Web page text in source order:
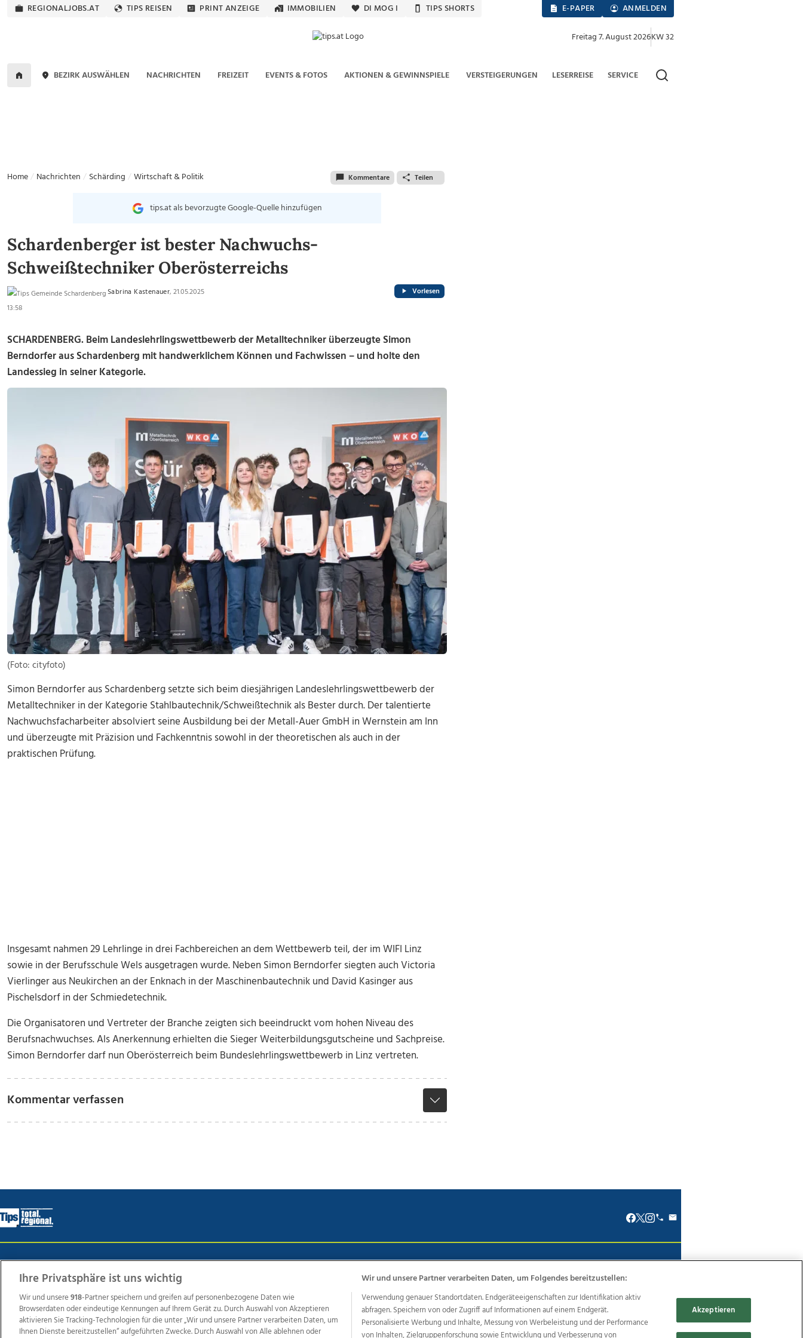
REGIONALJOBS.AT TIPS REISEN PRINT ANZEIGE IMMOBILIEN DI MOG I TIPS SHORTS E-PAPER ANMELDEN
Freitag 7. August 2026KW 32
BEZIRK AUSWÄHLEN NACHRICHTEN FREIZEIT EVENTS & FOTOS AKTIONEN & GEWINNSPIELE VERSTEIGERUNGEN LESERREISE SERVICE
Home Nachrichten Schärding Wirtschaft & Politik Kommentare Teilen
tips.at als bevorzugte Google-Quelle hinzufügen
Schardenberger ist bester Nachwuchs-
Schweißtechniker Oberösterreichs
Sabrina Kastenauer, 21.05.2025
13:58
Vorlesen
SCHARDENBERG. Beim Landeslehrlingswettbewerb der Metalltechniker überzeugte Simon
Berndorfer aus Schardenberg mit handwerklichem Können und Fachwissen – und holte den
Landessieg in seiner Kategorie.
(Foto: cityfoto)
Simon Berndorfer aus Schardenberg setzte sich beim diesjährigen Landeslehrlingswettbewerb der
Metalltechniker in der Kategorie Stahlbautechnik/Schweißtechnik als Bester durch. Der talentierte
Nachwuchsfacharbeiter absolviert seine Ausbildung bei der Metall-Auer GmbH in Wernstein am Inn
und überzeugte mit Präzision und Fachkenntnis sowohl in der theoretischen als auch in der
praktischen Prüfung.
Insgesamt nahmen 29 Lehrlinge in drei Fachbereichen an dem Wettbewerb teil, der im WIFI Linz
sowie in der Berufsschule Wels ausgetragen wurde. Neben Simon Berndorfer siegten auch Victoria
Vierlinger aus Neukirchen an der Enknach in der Maschinenbautechnik und David Kasinger aus
Pischelsdorf in der Schmiedetechnik.
Die Organisatoren und Vertreter der Branche zeigten sich beeindruckt vom hohen Niveau des
Berufsnachwuchses. Als Anerkennung erhielten die Sieger Weiterbildungsgutscheine und Sachpreise.
Simon Berndorfer darf nun Oberösterreich beim Bundeslehrlingswettbewerb in Linz vertreten.
Kommentar verfassen
Weitere Angebote des Medienhauses Wimmer
TV1 di-mog-i.at OÖNow Ischler Woche Life Radio OÖNachrichten OÖN Immobilien OÖN Karriere OÖN Reise
Promenaden Galerien
Ihre Privatsphäre ist uns wichtig
Wir und unsere918-Partner speichern und greifen auf personenbezogene Daten wie
Browserdaten oder eindeutige Kennungen auf Ihrem Gerät zu. Durch Auswahl von Akzeptieren
aktivieren Sie Tracking-Technologien für die unter „Wir und unsere Partner verarbeiten Daten, um
Ihnen Dienste bereitzustellen“ aufgeführten Zwecke. Durch Auswahl von Alle ablehnen oder
Wir und unsere Partner verarbeiten Daten, um Folgendes bereitzustellen:
Verwendung genauer Standortdaten. Endgeräteeigenschaften zur Identifikation aktiv
abfragen. Speichern von oder Zugriff auf Informationen auf einem Endgerät.
Personalisierte Werbung und Inhalte, Messung von Werbeleistung und der Performance
von Inhalten, Zielgruppenforschung sowie Entwicklung und Verbesserung von
Akzeptieren